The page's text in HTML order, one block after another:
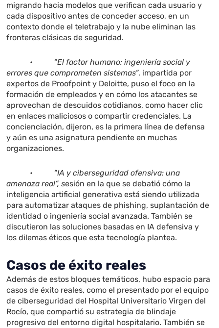
migrando hacia modelos que verifican cada usuario y
cada dispositivo antes de conceder acceso, en un
contexto donde el teletrabajo y la nube eliminan las
fronteras clásicas de seguridad.
• “El factor humano: ingeniería social y
errores que comprometen sistemas”, impartida por
expertos de Proofpoint y Deloitte, puso el foco en la
formación de empleados y en cómo los atacantes se
aprovechan de descuidos cotidianos, como hacer clic
en enlaces maliciosos o compartir credenciales. La
concienciación, dijeron, es la primera línea de defensa
y aún es una asignatura pendiente en muchas
organizaciones.
• “IA y ciberseguridad ofensiva: una
amenaza real”, sesión en la que se debatió cómo la
inteligencia artificial generativa está siendo utilizada
para automatizar ataques de phishing, suplantación de
identidad o ingeniería social avanzada. También se
discutieron las soluciones basadas en IA defensiva y
los dilemas éticos que esta tecnología plantea.
Casos de éxito reales
Además de estos bloques temáticos, hubo espacio para
casos de éxito reales, como el presentado por el equipo
de ciberseguridad del Hospital Universitario Virgen del
Rocío, que compartió su estrategia de blindaje
progresivo del entorno digital hospitalario. También se